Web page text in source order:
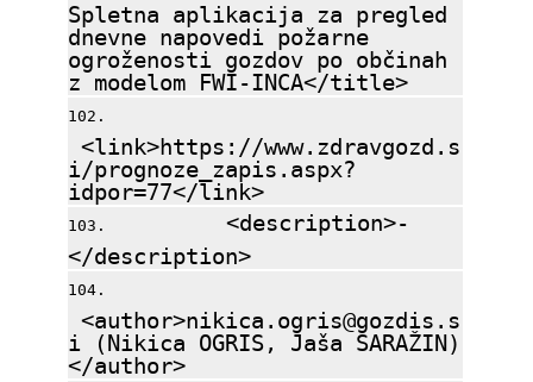
Spletna aplikacija za pregled
dnevne napovedi požarne
ogroženosti gozdov po občinah
z modelom FWI-INCA</title>
<link>https://www.zdravgozd.s
i/prognoze_zapis.aspx?
idpor=77</link>
<description>-
</description>
<author>nikica.ogris@gozdis.s
i (Nikica OGRIS, Jaša SARAŽIN)
</author>